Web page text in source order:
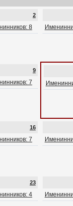
2
8
9
7
16
7
23
4